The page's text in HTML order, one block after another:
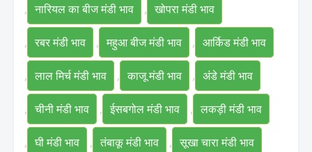
, नारियल का बीज मंडी भाव , खोपरा मंडी भाव
, रबर मंडी भाव , महुआ बीज मंडी भाव , आर्किड मंडी भाव
, लाल मिर्च मंडी भाव , काजू मंडी भाव , अंडे मंडी भाव
, चीनी मंडी भाव , ईसबगोल मंडी भाव , लकड़ी मंडी भाव
, घी मंडी भाव , तंबाकू मंडी भाव , सूखा चारा मंडी भाव